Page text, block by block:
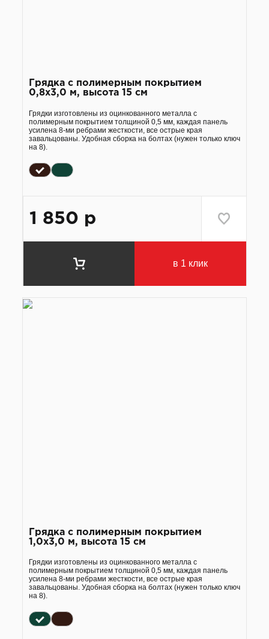
Грядка с полимерным покрытием
0,8х3,0 м, высота 15 см
Грядки изготовлены из оцинкованного металла с
полимерным покрытием толщиной 0,5 мм, каждая панель
усилена 8-ми ребрами жесткости, все острые края
завальцованы. Удобная сборка на болтах (нужен только ключ
на 8).
1 850 р
в 1 клик
Грядка с полимерным покрытием
1,0х3,0 м, высота 15 см
Грядки изготовлены из оцинкованного металла с
полимерным покрытием толщиной 0,5 мм, каждая панель
усилена 8-ми ребрами жесткости, все острые края
завальцованы. Удобная сборка на болтах (нужен только ключ
на 8).